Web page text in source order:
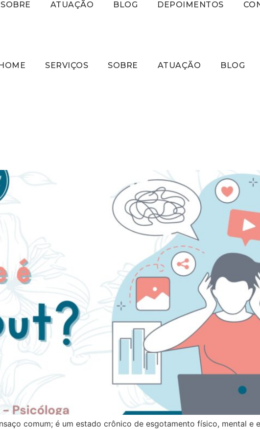
SOBRE ATUAÇÃO BLOG DEPOIMENTOS
HOME SERVIÇOS SOBRE ATUAÇÃO BLOG
comum; é um estado crônico de esgotamento físico, mental e